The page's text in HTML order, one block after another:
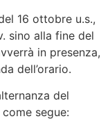
16 ottobre u.s.,
sino alla fine del
in presenza,
dell’orario.
del
segue: